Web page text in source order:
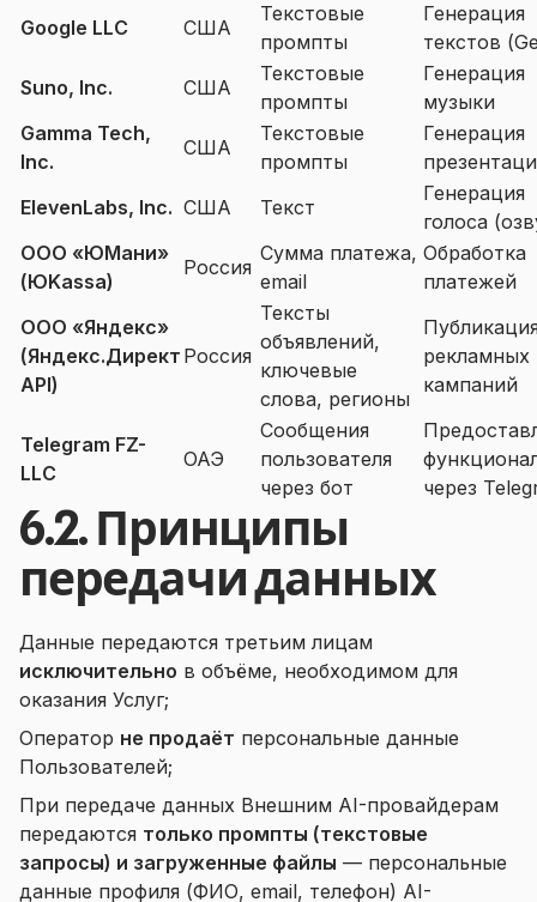
Google LLC
США
Текстовые
промпты
Генерация
текстов
Suno, Inc.
США
Текстовые
промпты
Генерация
музыки
Gamma Tech,
Inc.
США
Текстовые
промпты
Генерация
ElevenLabs, Inc. США Текст
Генерация
голоса
ООО «ЮМани»
(ЮKassa)
Россия
Сумма платежа,
email
Обработка
платежей
ООО «Яндекс»
(Яндекс.Директ
API)
Россия
Тексты
объявлений,
ключевые
слова, регионы
рекламных
кампаний
Telegram FZ-
LLC
ОАЭ
Сообщения
пользователя
через бот
через
6.2. Принципы
передачи данных
Данные передаются третьим лицам
исключительно в объёме, необходимом для
оказания Услуг;
Оператор не продаёт персональные данные
Пользователей;
При передаче данных Внешним AI-провайдерам
передаются только промпты (текстовые
запросы) и загруженные файлы — персональные
данные профиля (ФИО, email, телефон) AI-